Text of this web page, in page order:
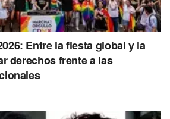
Entre la fiesta global y la
derechos frente a las